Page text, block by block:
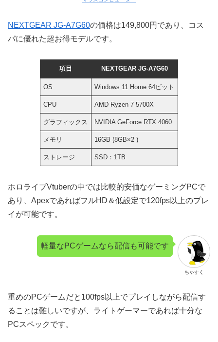
NEXTGEAR JG-A7G60の価格は149,800円であり、コス
パに優れた超お得モデルです。
項目 NEXTGEAR JG-A7G60
OS Windows 11 Home 64ビット
CPU AMD Ryzen 7 5700X
グラフィックス NVIDIA GeForce RTX 4060
メモリ 16GB (8GB×2 )
ストレージ SSD：1TB
ホロライブVtuberの中では比較的安価なゲーミングPCで
あり、ApexであればフルHD＆低設定で120fps以上のプレ
イが可能です。
ちゃすく
軽量なPCゲームなら配信も可能です
重めのPCゲームだと100fps以上でプレイしながら配信す
ることは難しいですが、ライトゲーマーであれば十分な
PCスペックです。